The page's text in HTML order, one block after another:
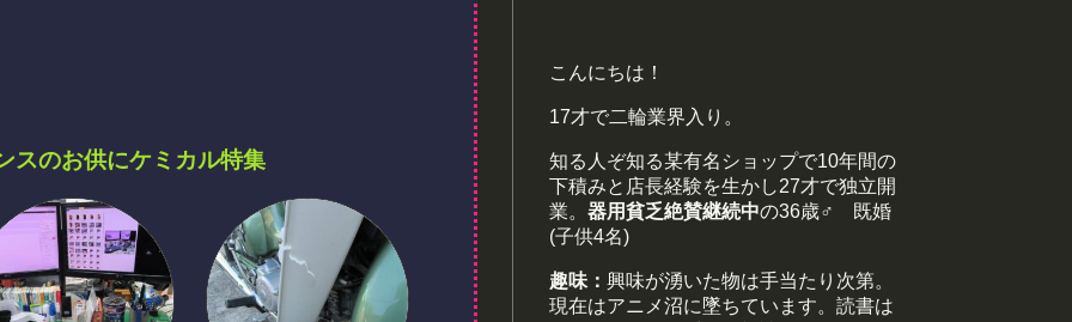
スのお供にケミカル特集
こんにちは！
17才で二輪業界入り。
知る人ぞ知る某有名ショップで10年間の
下積みと店長経験を生かし27才で独立開
業。 器用貧乏絶賛継続中の36歳♂ 既婚
(子供4名)
趣味： 興味が湧いた物は手当たり次第。
現在はアニメ沼に墜ちています。読書は